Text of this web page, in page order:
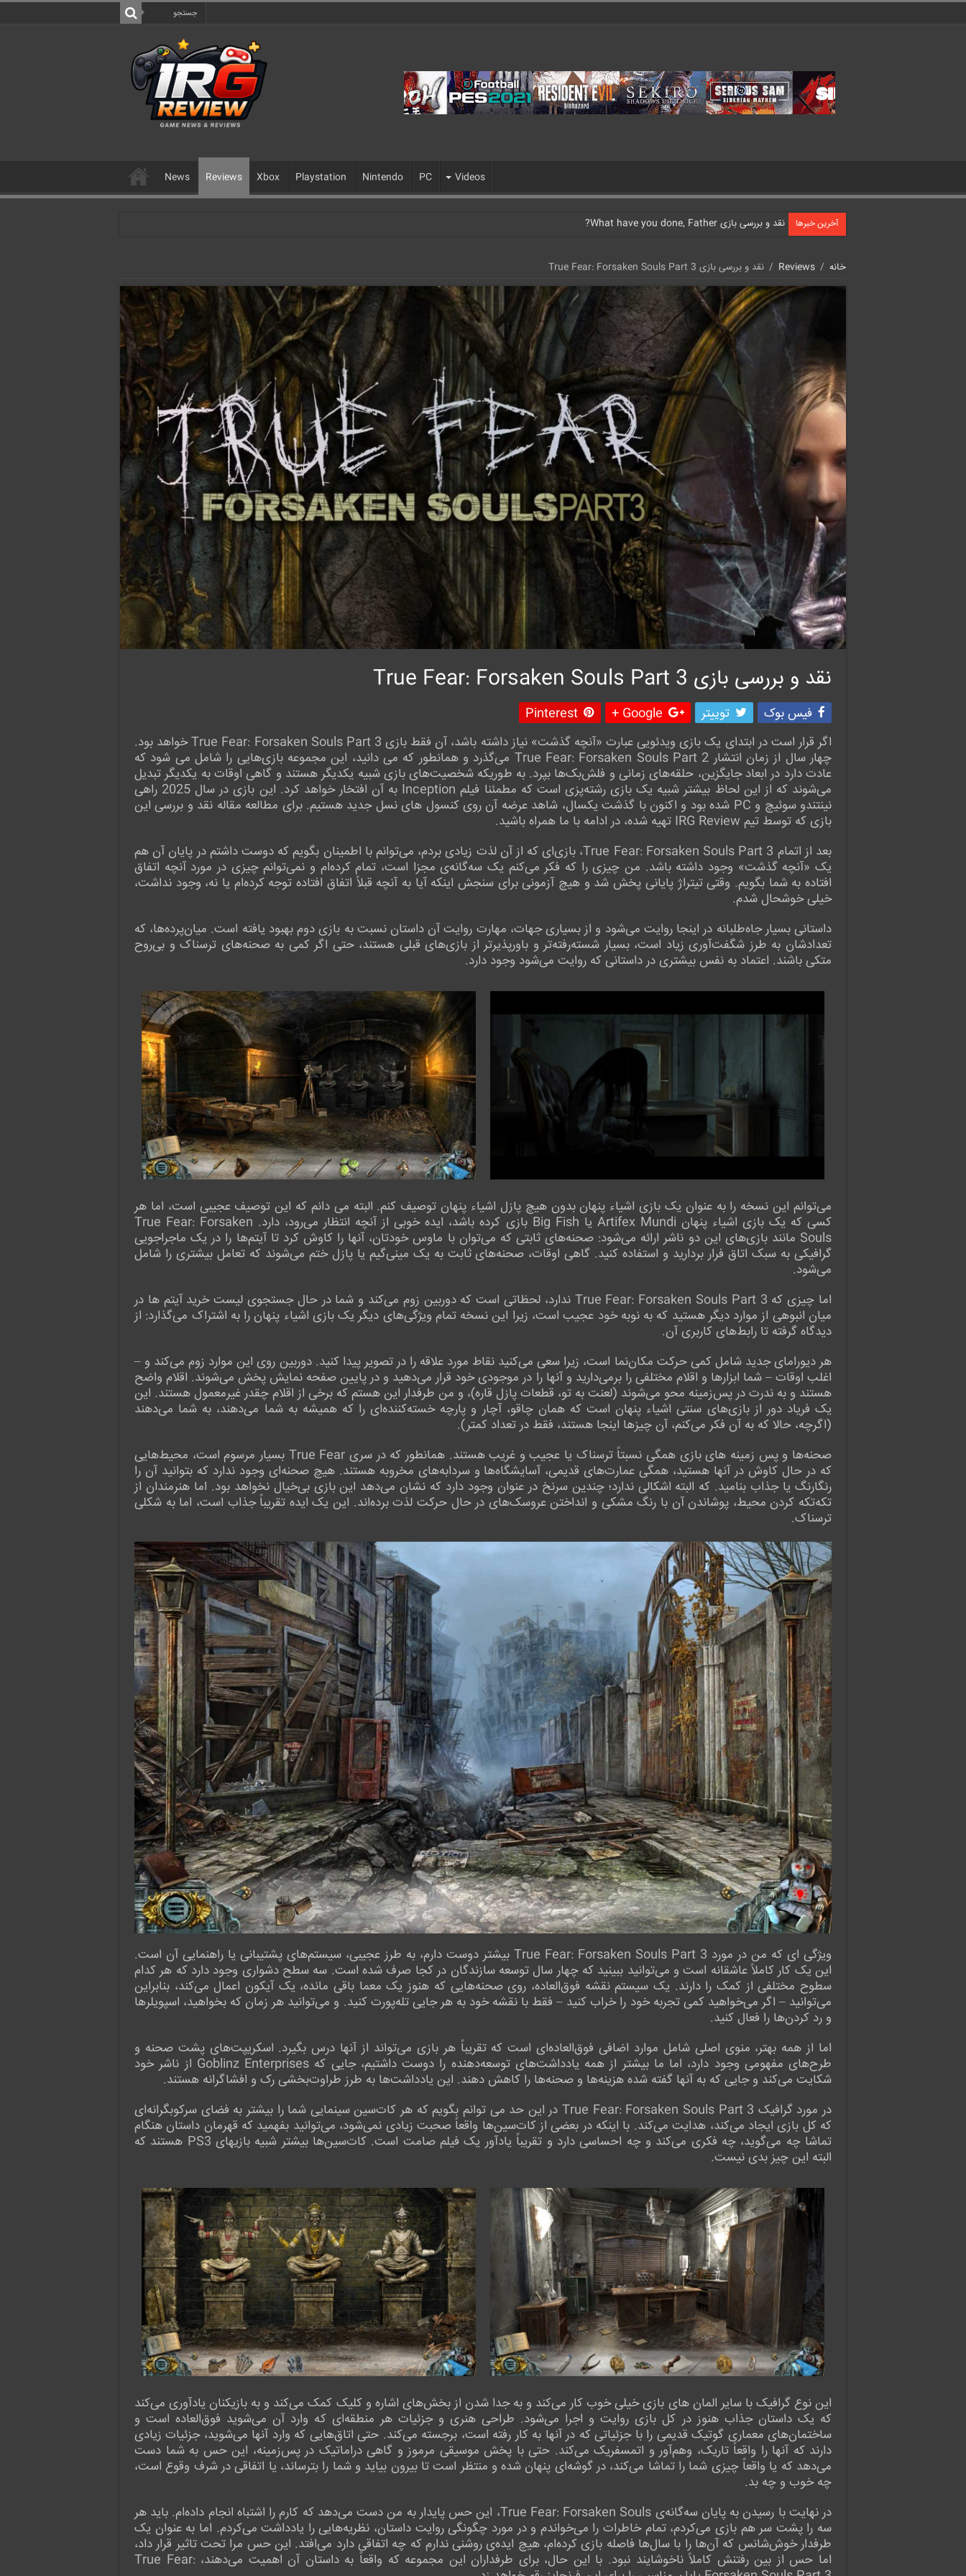
News Reviews Xbox Playstation Nintendo PC Videos
آخرین خبرها نقد و بررسی بازی What have you done, Father?
خانه /
Reviews
/ نقد و بررسی بازی True Fear: Forsaken Souls Part 3
نقد و بررسی بازی True Fear: Forsaken Souls Part 3
فیس بوک توییتر Google +
Pinterest
اگر قرار است در ابتدای یک بازی ویدئویی عبارت «آنچه گذشت» نیاز داشته باشد، آن فقط بازی True Fear: Forsaken Souls Part 3 خواهد بود.
چهار سال از زمان انتشار True Fear: Forsaken Souls Part 2 می‌گذرد و همانطور که می دانید، این مجموعه بازی‌هایی را شامل می شود که
عادت دارد در ابعاد جایگزین، حلقه‌های زمانی و فلش‌بک‌ها بپرد. به طوریکه شخصیت‌های بازی شبیه یکدیگر هستند و گاهی اوقات به یکدیگر تبدیل
می‌شوند که از این لحاظ بیشتر شبیه یک بازی رشته‌پزی است که مطمئنا فیلم Inception به آن افتخار خواهد کرد. این بازی در سال 2025 راهی
نینتندو سوئیچ و PC شده بود و اکنون با گذشت یکسال، شاهد عرضه آن روی کنسول های نسل جدید هستیم. برای مطالعه مقاله نقد و بررسی این
بازی که توسط تیم IRG Review تهیه شده، در ادامه با ما همراه باشید.
بعد از اتمام True Fear: Forsaken Souls Part 3، بازی‌ای که از آن لذت زیادی بردم، می‌توانم با اطمینان بگویم که دوست داشتم در پایان آن هم
یک «آنچه گذشت» وجود داشته باشد. من چیزی را که فکر می‌کنم یک سه‌گانه‌ی مجزا است، تمام کرده‌ام و نمی‌توانم چیزی در مورد آنچه اتفاق
افتاده به شما بگویم. وقتی تیتراژ پایانی پخش شد و هیچ آزمونی برای سنجش اینکه آیا به آنچه قبلاً اتفاق افتاده توجه کرده‌ام یا نه، وجود نداشت،
خیلی خوشحال شدم.
داستانی بسیار جاه‌طلبانه در اینجا روایت می‌شود و از بسیاری جهات، مهارت روایت آن داستان نسبت به بازی دوم بهبود یافته است. میان‌پرده‌ها، که
تعدادشان به طرز شگفت‌آوری زیاد است، بسیار شسته‌رفته‌تر و باورپذیرتر از بازی‌های قبلی هستند، حتی اگر کمی به صحنه‌های ترسناک و بی‌روح
متکی باشند. اعتماد به نفس بیشتری در داستانی که روایت می‌شود وجود دارد.
می‌توانم این نسخه را به عنوان یک بازی اشیاء پنهان بدون هیچ پازل اشیاء پنهان توصیف کنم. البته می دانم که این توصیف عجیبی است، اما هر
کسی که یک بازی اشیاء پنهان Artifex Mundi یا Big Fish بازی کرده باشد، ایده خوبی از آنچه انتظار می‌رود، دارد. True Fear: Forsaken
Souls مانند بازی‌های این دو ناشر ارائه می‌شود: صحنه‌های ثابتی که می‌توان با ماوس خودتان، آنها را کاوش کرد تا آیتم‌ها را در یک ماجراجویی
گرافیکی به سبک اتاق فرار بردارید و استفاده کنید. گاهی اوقات، صحنه‌های ثابت به یک مینی‌گیم یا پازل ختم می‌شوند که تعامل بیشتری را شامل
می‌شود.
اما چیزی که True Fear: Forsaken Souls Part 3 ندارد، لحظاتی است که دوربین زوم می‌کند و شما در حال جستجوی لیست خرید آیتم ها در
میان انبوهی از موارد دیگر هستید که به نوبه خود عجیب است، زیرا این نسخه تمام ویژگی‌های دیگر یک بازی اشیاء پنهان را به اشتراک می‌گذارد: از
دیدگاه گرفته تا رابط‌های کاربری آن.
هر دیورامای جدید شامل کمی حرکت مکان‌نما است، زیرا سعی می‌کنید نقاط مورد علاقه را در تصویر پیدا کنید. دوربین روی این موارد زوم می‌کند و –
اغلب اوقات – شما ابزارها و اقلام مختلفی را برمی‌دارید و آنها را در موجودی خود قرار می‌دهید و در پایین صفحه نمایش پخش می‌شوند. اقلام واضح
هستند و به ندرت در پس‌زمینه محو می‌شوند (لعنت به تو، قطعات پازل قاره)، و من طرفدار این هستم که برخی از اقلام چقدر غیرمعمول هستند. این
یک فریاد دور از بازی‌های سنتی اشیاء پنهان است که همان چاقو، آچار و پارچه خسته‌کننده‌ای را که همیشه به شما می‌دهند، به شما می‌دهند
(اگرچه، حالا که به آن فکر می‌کنم، آن چیزها اینجا هستند، فقط در تعداد کمتر).
صحنه‌ها و پس زمینه های بازی همگی نسبتاً ترسناک یا عجیب و غریب هستند. همانطور که در سری True Fear بسیار مرسوم است، محیط‌هایی
که در حال کاوش در آنها هستید، همگی عمارت‌های قدیمی، آسایشگاه‌ها و سردابه‌های مخروبه هستند. هیچ صحنه‌ای وجود ندارد که بتوانید آن را
رنگارنگ یا جذاب بنامید. که البته اشکالی ندارد؛ چندین سرنخ در عنوان وجود دارد که نشان می‌دهد این بازی بی‌خیال نخواهد بود. اما هنرمندان از
تکه‌تکه کردن محیط، پوشاندن آن با رنگ مشکی و انداختن عروسک‌های در حال حرکت لذت برده‌اند. این یک ایده تقریباً جذاب است، اما به شکلی
ترسناک.
ویژگی ای که من در مورد True Fear: Forsaken Souls Part 3 بیشتر دوست دارم، به طرز عجیبی، سیستم‌های پشتیبانی یا راهنمایی آن است.
این یک کار کاملاً عاشقانه است و می‌توانید ببینید که چهار سال توسعه سازندگان در کجا صرف شده است. سه سطح دشواری وجود دارد که هر کدام
سطوح مختلفی از کمک را دارند. یک سیستم نقشه فوق‌العاده، روی صحنه‌هایی که هنوز یک معما باقی مانده، یک آیکون اعمال می‌کند، بنابراین
می‌توانید – اگر می‌خواهید کمی تجربه خود را خراب کنید – فقط با نقشه خود به هر جایی تله‌پورت کنید. و می‌توانید هر زمان که بخواهید، اسپویلرها
و رد کردن‌ها را فعال کنید.
اما از همه بهتر، منوی اصلی شامل موارد اضافی فوق‌العاده‌ای است که تقریباً هر بازی می‌تواند از آنها درس بگیرد. اسکریپت‌های پشت صحنه و
طرح‌های مفهومی وجود دارد، اما ما بیشتر از همه یادداشت‌های توسعه‌دهنده را دوست داشتیم، جایی که Goblinz Enterprises از ناشر خود
شکایت می‌کند و جایی که به آنها گفته شده هزینه‌ها و صحنه‌ها را کاهش دهند. این یادداشت‌ها به طرز طراوت‌بخشی رک و افشاگرانه هستند.
در مورد گرافیک True Fear: Forsaken Souls Part 3 در این حد می توانم بگویم که هر کات‌سین سینمایی شما را بیشتر به فضای سرکوبگرانه‌ای
که کل بازی ایجاد می‌کند، هدایت می‌کند. با اینکه در بعضی از کات‌سین‌ها واقعاً صحبت زیادی نمی‌شود، می‌توانید بفهمید که قهرمان داستان هنگام
تماشا چه می‌گوید، چه فکری می‌کند و چه احساسی دارد و تقریباً یادآور یک فیلم صامت است. کات‌سین‌ها بیشتر شبیه بازیهای PS3 هستند که
البته این چیز بدی نیست.
این نوع گرافیک با سایر المان های بازی خیلی خوب کار می‌کند و به جدا شدن از بخش‌های اشاره و کلیک کمک می‌کند و به بازیکنان یادآوری می‌کند
که یک داستان جذاب هنوز در کل بازی روایت و اجرا می‌شود. طراحی هنری و جزئیات هر منطقه‌ای که وارد آن می‌شوید فوق‌العاده است و
ساختمان‌های معماری گوتیک قدیمی را با جزئیاتی که در آنها به کار رفته است، برجسته می‌کند. حتی اتاق‌هایی که وارد آنها می‌شوید، جزئیات زیادی
دارند که آنها را واقعاً تاریک، وهم‌آور و اتمسفریک می‌کند. حتی با پخش موسیقی مرموز و گاهی دراماتیک در پس‌زمینه، این حس به شما دست
می‌دهد که یا واقعاً چیزی شما را تماشا می‌کند، در گوشه‌ای پنهان شده و منتظر است تا بیرون بیاید و شما را بترساند، یا اتفاقی در شرف وقوع است،
چه خوب و چه بد.
در نهایت با رسیدن به پایان سه‌گانه‌ی True Fear: Forsaken Souls، این حس پایدار به من دست می‌دهد که کارم را اشتباه انجام داده‌ام. باید هر
سه را پشت سر هم بازی می‌کردم، تمام خاطرات را می‌خواندم و در مورد چگونگی روایت داستان، نظریه‌هایی را یادداشت می‌کردم. اما به عنوان یک
طرفدار خوش‌شانس که آن‌ها را با سال‌ها فاصله بازی کرده‌ام، هیچ ایده‌ی روشنی ندارم که چه اتفاقی دارد می‌افتد. این حس مرا تحت تاثیر قرار داد،
اما حس از بین رفتنش کاملاً ناخوشایند نبود. با این حال، برای طرفداران این مجموعه که واقعاً به داستان آن اهمیت می‌دهند، True Fear: